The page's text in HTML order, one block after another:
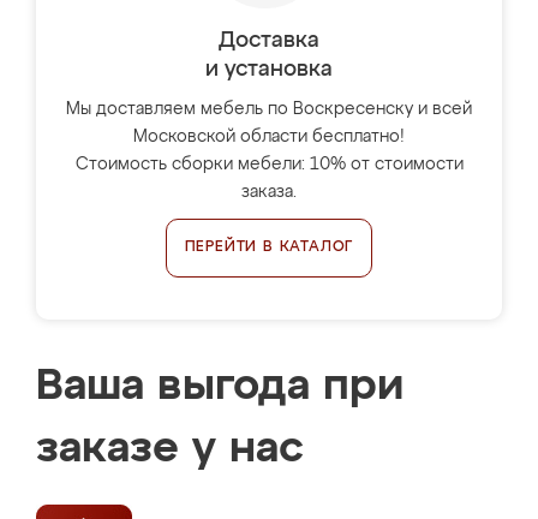
Доставка
и установка
Мы доставляем мебель по Воскресенску и всей
Московской области бесплатно!
Стоимость сборки мебели: 10% от стоимости
заказа.
ПЕРЕЙТИ В КАТАЛОГ
Ваша выгода при
заказе у нас